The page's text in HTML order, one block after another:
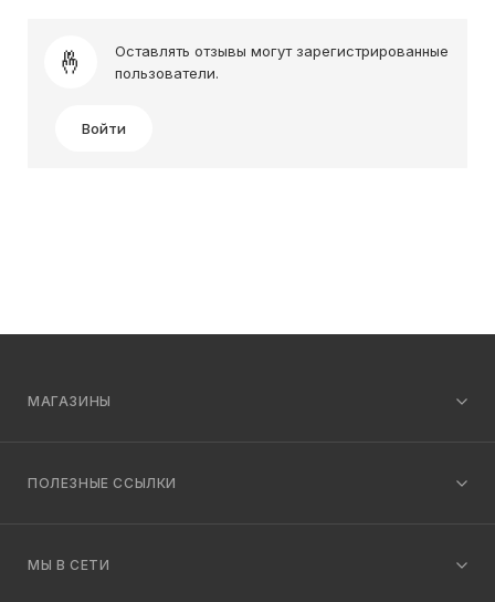
Оставлять отзывы могут зарегистрированные
пользователи.
Войти
МАГАЗИНЫ
ПОЛЕЗНЫЕ ССЫЛКИ
МЫ В СЕТИ